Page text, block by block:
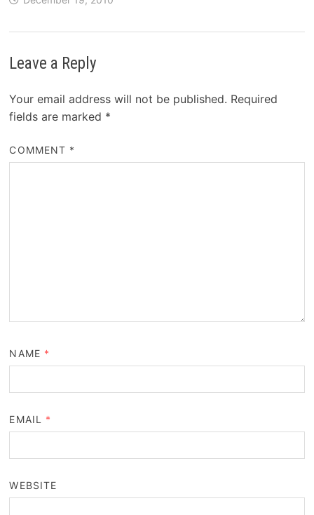
Leave a Reply
Your email address will not be published. Required
fields are marked *
COMMENT *
NAME *
EMAIL *
WEBSITE